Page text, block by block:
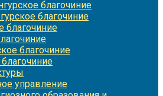
благочиние
благочиние
благочиние
благочиние
управление